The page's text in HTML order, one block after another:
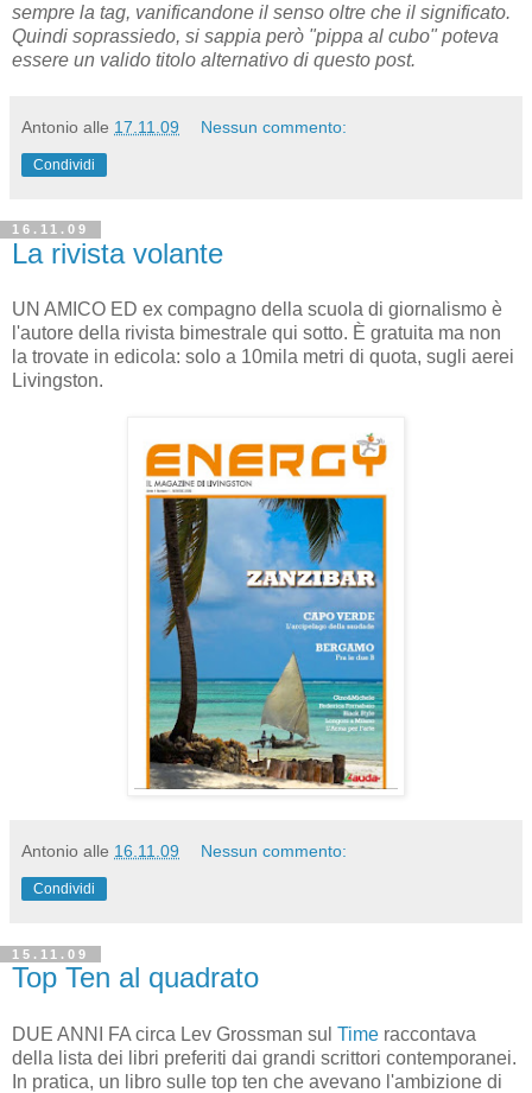
sempre la tag, vanificandone il senso oltre che il significato.
Quindi soprassiedo, si sappia però "pippa al cubo" poteva
essere un valido titolo alternativo di questo post.
Antonio alle 17.11.09 Nessun commento:
Condividi
16.11.09
La rivista volante
UN AMICO ED ex compagno della scuola di giornalismo è
l'autore della rivista bimestrale qui sotto. È gratuita ma non
la trovate in edicola: solo a 10mila metri di quota, sugli aerei
Livingston.
Antonio alle 16.11.09 Nessun commento:
Condividi
15.11.09
Top Ten al quadrato
DUE ANNI FA circa Lev Grossman sul Time raccontava
della lista dei libri preferiti dai grandi scrittori contemporanei.
In pratica, un libro sulle top ten che avevano l'ambizione di